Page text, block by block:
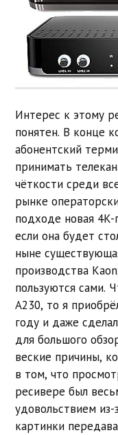
Интерес к этому
понятен. В конце
абонентский
принимать
чёткости среди
рынке
подходе новая
если она будет
ныне
производства
пользуются сами.
A230, то я
году и даже
для большого
веские причины,
в том, что
ресивере был
удовольствием
картинки